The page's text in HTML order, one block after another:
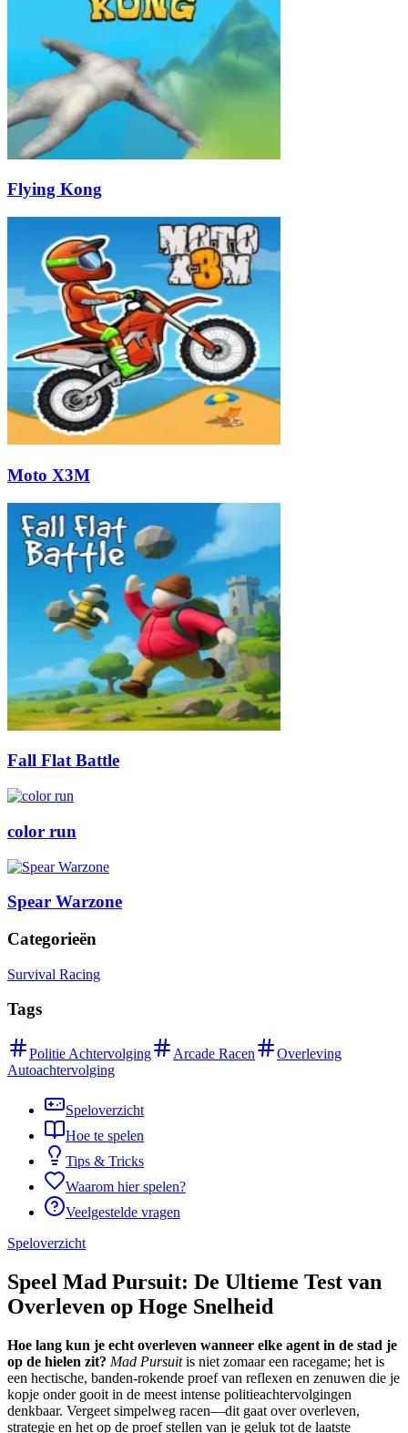
Flying Kong
Moto X3M
Fall Flat Battle
color run
Spear Warzone
Categorieën
Survival Racing
Tags
Politie Achtervolging Arcade Racen
Overleving
Autoachtervolging
Speloverzicht
Hoe te spelen
Tips & Tricks
Waarom hier spelen?
Veelgestelde vragen
Speloverzicht
Speel Mad Pursuit: De Ultieme Test van
Overleven op Hoge Snelheid
Hoe lang kun je echt overleven wanneer elke agent in de stad je
op de hielen zit? Mad Pursuitis niet zomaar een racegame; het is
een hectische, banden-rokende proef van reflexen en zenuwen die je
kopje onder gooit in de meest intense politieachtervolgingen
denkbaar. Vergeet simpelweg racen—dit gaat over overleven,
strategie en het op de proef stellen van je geluk tot de laatste